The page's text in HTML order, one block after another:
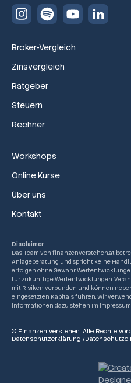
Broker-Vergleich
Zinsvergleich
Ratgeber
Steuern
Rechner
Workshops
Online Kurse
Über uns
Kontakt
Disclaimer
Das Team von finanzenverstehen.at
Anlageberatung und spricht keine
erfolgen ohne Gewähr.
für zukünftige Wertentwicklungen.
mit Risiken verbunden und können
eingesetzten Kapitals führen. Wir
Informationen dazu stehen im Impressum
© Finanzen verstehen. Alle Rechte
Datenschutzerklärung /